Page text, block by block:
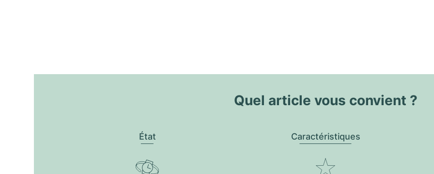
Quel article vous convient ?
État Caractéristiques